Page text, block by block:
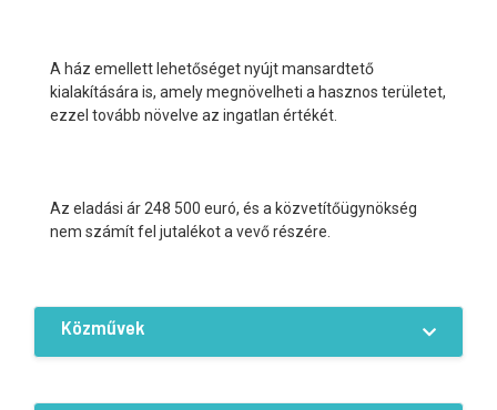
A ház emellett lehetőséget nyújt mansardtető
kialakítására is, amely megnövelheti a hasznos területet,
ezzel tovább növelve az ingatlan értékét.
Az eladási ár 248 500 euró, és a közvetítőügynökség
nem számít fel jutalékot a vevő részére.
Közművek